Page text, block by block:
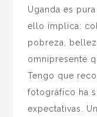
Uganda es
ello implica:
pobreza,
omnipresente
Tengo que
fotográfico ha
expectativas.